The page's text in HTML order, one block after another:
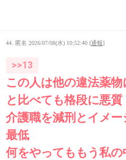
44. 匿名 2026/07/08(水) 10:52:40 [通報]
>>13
この人は他の違法薬
と比べても格段に悪質
介護職を減刑とイメ
最低
何をやってももう私